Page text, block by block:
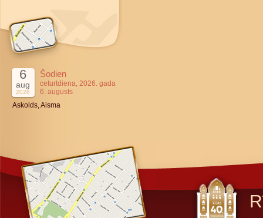
6
aug
2026
Šodien
ceturtdiena, 2026. gada
6. augusts
Askolds, Aisma